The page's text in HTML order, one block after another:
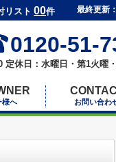
リスト 00件 最終更新
0120-51-
定休日：水曜日・第1火曜
様へ お問い合わ